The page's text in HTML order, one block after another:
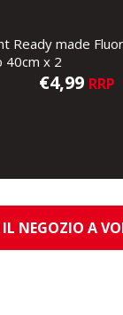
Ready made
40cm x 2
€4,99 RRP
IL NEGOZIO A